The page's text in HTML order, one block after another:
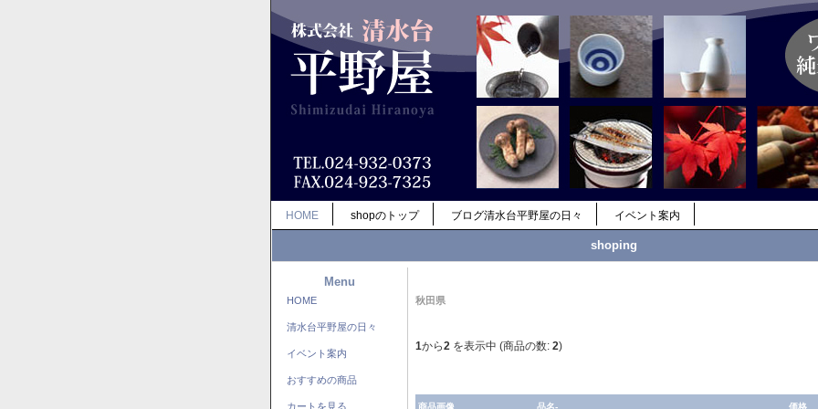
HOME shopのトップ ブログ清水台平野屋の日々 イベント案内
shoping
Menu
HOME
清水台平野屋の日々
イベント案内
おすすめの商品
カートを見る
秋田県
1から2 を表示中 (商品の数: 2)
商品画像 品名- 価格